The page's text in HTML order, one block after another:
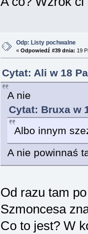
Odp: Listy pochwalne
« Odpowiedź #39 dnia: 19
Cytat: Ali w 18
A nie
Cytat: Bruxa w
Albo innym
A nie powinnaś
Od razu tam
Szmoncesa
Co to jest? W